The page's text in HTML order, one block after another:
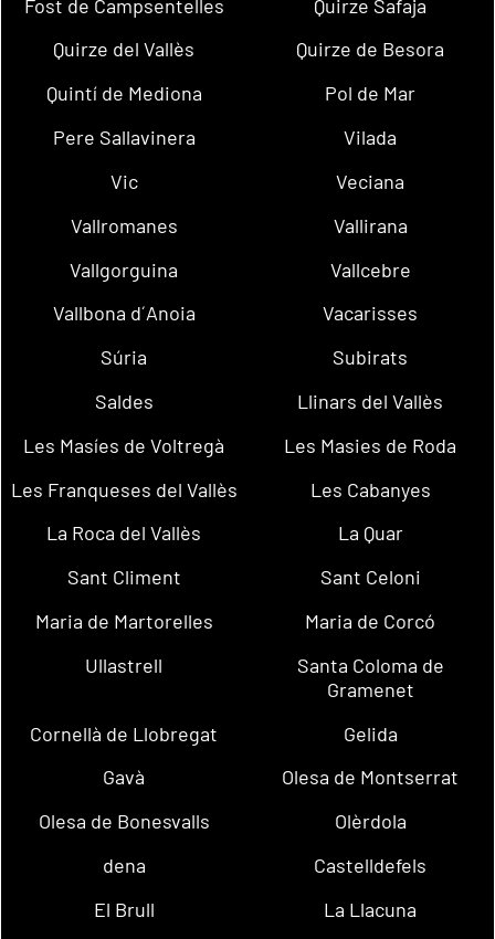
Fost de Campsentelles
Quirze Safaja
Quirze del Vallès
Quirze de Besora
Quintí de Mediona
Pol de Mar
Pere Sallavinera
Vilada
Vic
Veciana
Vallromanes
Vallirana
Vallgorguina
Vallcebre
Vallbona d´Anoia
Vacarisses
Súria
Subirats
Saldes
Llinars del Vallès
Les Masíes de Voltregà
Les Masies de Roda
Les Franqueses del Vallès
Les Cabanyes
La Roca del Vallès
La Quar
Sant Climent
Sant Celoni
Maria de Martorelles
Maria de Corcó
Ullastrell
Santa Coloma de
Gramenet
Cornellà de Llobregat
Gelida
Gavà
Olesa de Montserrat
Olesa de Bonesvalls
Olèrdola
dena
Castelldefels
El Brull
La Llacuna